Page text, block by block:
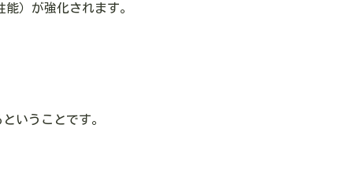
能）が強化されます。
ということです。